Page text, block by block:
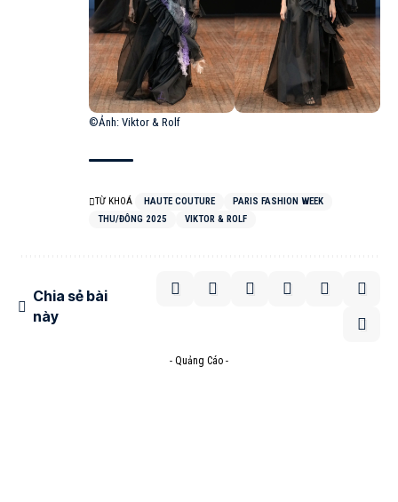
©Ảnh: Viktor & Rolf
TỪ KHOÁ HAUTE COUTURE
PARIS FASHION WEEK
THU/ĐÔNG 2025
VIKTOR & ROLF
Chia sẻ bài
này
- Quảng Cáo -